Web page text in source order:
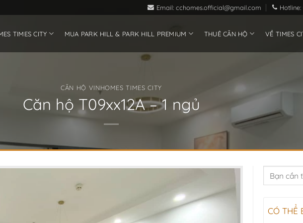
Email: cchomes.official@gmail.com Hotline:
TIMES CITY MUA PARK HILL & PARK HILL PREMIUM THUÊ CĂN HỘ VỀ TIMES
CĂN HỘ VINHOMES TIMES CITY
Căn hộ T09xx12A – 1 ngủ
CÓ THỂ